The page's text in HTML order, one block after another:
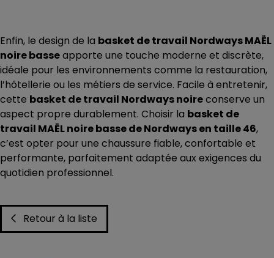
Enfin, le design de la basket de travail Nordways MAËL
noire basseapporte une touche moderne et discrète,
idéale pour les environnements comme la restauration,
l’hôtellerie ou les métiers de service. Facile à entretenir,
cette basket de travail Nordways noireconserve un
aspect propre durablement. Choisir la basket de
travail MAËL noire basse de Nordways en taille 46,
c’est opter pour une chaussure fiable, confortable et
performante, parfaitement adaptée aux exigences du
quotidien professionnel.
Retour à la liste